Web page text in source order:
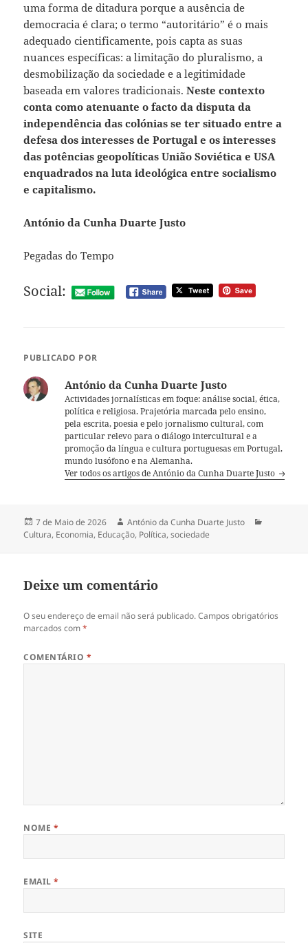
uma forma de ditadura porque a ausência de
democracia é clara; o termo “autoritário” é o mais
adequado cientificamente, pois capta as suas
nuances específicas: a limitação do pluralismo, a
desmobilização da sociedade e a legitimidade
baseada em valores tradicionais.Neste contexto
conta como atenuante o facto da disputa da
independência das colónias se ter situado entre a
defesa dos interesses de Portugal e os interesses
das potências geopolíticas União Soviética e USA
enquadrados na luta ideológica entre socialismo
e capitalismo.
António da Cunha Duarte Justo
Pegadas do Tempo
Social:
PUBLICADO POR
António da Cunha Duarte Justo
Actividades jornalísticas em foque: análise social, ética,
política e religiosa. Prajetória marcada pelo ensino,
pela escrita, poesia e pelo jornalismo cultural, com
particular relevo para o diálogo intercultural e a
promoção da língua e cultura portuguesas em Portugal,
mundo lusófono e na Alemanha.
Ver todos os artigos de António da Cunha Duarte Justo
Publicado
a
7 de Maio de 2026 Autor
António da Cunha Duarte Justo
Cultura, Economia, Educação, Política,sociedade
Deixe um comentário
O seu endereço de email não será publicado. Campos obrigatórios
marcados com*
COMENTÁRIO *
NOME *
EMAIL*
SITE